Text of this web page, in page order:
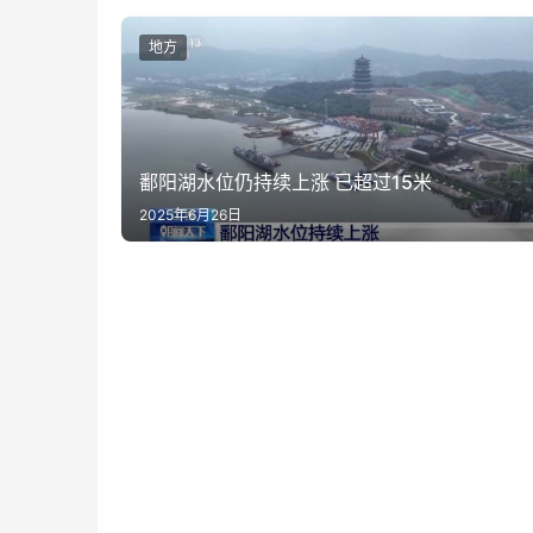
鄱阳湖水位仍持续上涨 已超过15米
2025年6月26日
地方